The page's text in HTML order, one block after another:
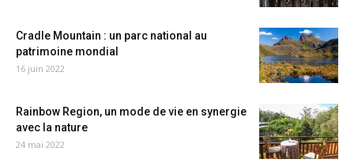
Cradle Mountain : un parc national au
patrimoine mondial
16 juin 2022
Rainbow Region, un mode de vie en synergie
avec la nature
24 mai 2022